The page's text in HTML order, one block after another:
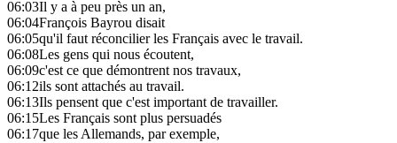
06:03Il y a à peu près un an,
06:04François Bayrou disait
06:05qu'il faut réconcilier les Français avec le travail.
06:08Les gens qui nous écoutent,
06:09c'est ce que démontrent nos travaux,
06:12ils sont attachés au travail.
06:13Ils pensent que c'est important de travailler.
06:15Les Français sont plus persuadés
06:17que les Allemands, par exemple,